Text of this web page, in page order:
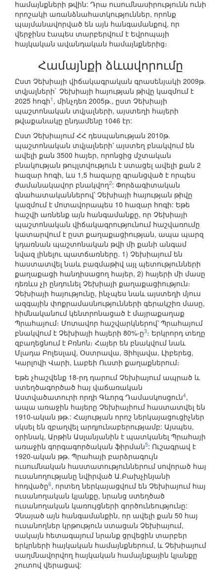
համայնքների թվին: Դրա ուսումնասիրությունն ունի
որոշակի առանձնահատկություններ, որոնք
պայմանավորված են այն հանգամանքով, որ
վերջինս էապես տարբերվում է Եվրոպայի
հայկական ավանդական համայնքներից։
Համայնքի ձևավորումը
Ըստ Չեխիայի վիճակագրական գրասենյակի 2009թ.
տվյալների` Չեխիայի հայության թիվը կազմում է
2025 հոգի1 , մինչդեռ 2005թ., ըստ Չեխիայի
պաշտոնական տվյալների, այստեղի հայերի
թվաքանակը ընդամենը 1046 էր:
Ըստ Չեխիայում ՀՀ դեսպանության 2010թ.
պաշտոնական տվյալների՝ այստեղ բնակվում են
ավելի քան 3500 հայեր, որոնցից մշտական
բնակության թույլտվություն է ստացել ավելի քան 2
հազար հոգի, ևս 1,5 հազարը գրանցված է որպես
ժամանակավոր բնակվող2: Փորձագիտական
գնահատականներով՝ Չեխիայի հայության թիվը
կազմում է մոտավորապես 10 հազար հոգի: Եթե
հաշվի առնենք այն հանգամանքը, որ Չեխիայի
պաշտոնական վիճակագրությունում հաշվառումը
կատարվում է ըստ քաղաքացիության, ապա պարզ
կդառնան պաշտոնական թվի մի քանի անգամ
նվազ լինելու պատճառները. 1) Չեխիայում են
հաստատվել նաև բազմաթիվ այլ պետությունների
քաղաքացի հանդիսացող հայեր, 2) հայերի մի մասը
դեռևս չի ընդունել Չեխիայի քաղաքացիություն։
Չեխիայի հայությունը, ինչպես նաև այստեղի մյուս
ազգային փոքրամասնությունների գերակշիռ մասը,
հիմնականում կենտրոնացած է մայրաքաղաք
Պրահայում։ Մոտավոր հաշվարկներով՝ Պրահայում
բնակվում է Չեխիայի հայերի 80%-ը3։ Երկրորդ տեղը
զբաղեցնում է Բռնոն։ Հայեր են բնակվում նաև
Մլադա Բոլեսլավ, Օստրավա, Յիհլավա, Լիբերեց,
Կարլովի Վարի, Լաբեի Ուստի քաղաքներում։
Եթե չհաշվենք 18-րդ դարում Չեխիայում ապրած և
ստեղծագործած հայ վաճառական
Աստվածատուրի որդի Գևորգ Դամասկոսցուն4,
ապա առաջին հայերը Չեխիայիում հաստատվել են
1910-ական թթ.: Հայության որոշ ներկայացուցիչներ
սկսել են զբաղվել արդյունաբերությամբ: Այսպես,
օրինակ, Արթին Ասլանյանին է պատկանել Պրահայի
առաջին գորգագործական ֆիրման5: Ուշագրավ է
1920-ական թթ. Պրահայի բարձրագույն
ուսումնական հաստատություններում սովորած հայ
ուսանողությանը նվիրված Ա.Բախչինյանի
հոդվածը6, որտեղ ներկայացվում են Չեխիայում հայ
ուսանողական կյանքը, նրանց ստեղծած
ուսանողական կառույցների գործունեությունը:
Չնայած այն հանգամանքին, որ ավելի քան 50 հայ
ուսանողներ կրթություն ստացան Չեխիայում,
սակայն հետագայում նրանք ցրվեցին տարբեր
երկրների հայկական համայնքներում, և Չեխիայում
սաղմնավորվող հայկական համայնքային կյանքը
շուտով վերացավ: